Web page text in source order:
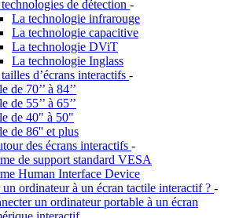
de détection -
La technologie infrarouge
La technologie capacitive
La technologie DViT
La technologie Inglass
d’écrans interactifs -
de 70’’ à 84’’
de 55’’ à 65’’
de 40" à 50"
de 86'' et plus
des écrans interactifs -
de support standard VESA
Human Interface Device
ordinateur à un écran tactile interactif ? -
un ordinateur portable à un écran